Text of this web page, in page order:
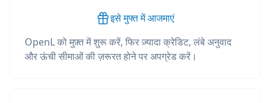
इसे मुफ्त में आजमाएं
OpenL को मुफ़्त में शुरू करें, फिर ज़्यादा क्रेडिट, लंबे अनुवाद
और ऊंची सीमाओं की ज़रूरत होने पर अपग्रेड करें।